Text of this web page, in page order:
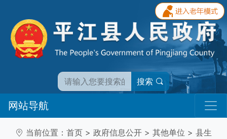
搜索
网站导航
当前位置： 首页 > 政府信息公开 > 其他单位 > 县生